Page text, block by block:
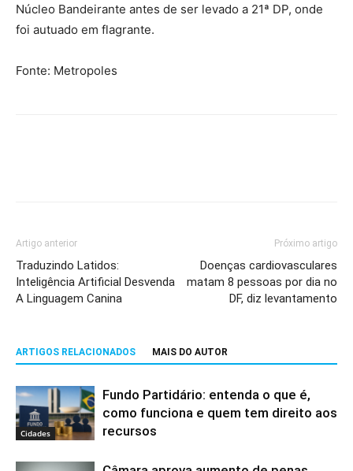
Núcleo Bandeirante antes de ser levado a 21ª DP, onde
foi autuado em flagrante.
Fonte: Metropoles
Artigo anterior
Traduzindo Latidos:
Inteligência Artificial Desvenda
A Linguagem Canina
Próximo artigo
Doenças cardiovasculares
matam 8 pessoas por dia no
DF, diz levantamento
ARTIGOS RELACIONADOS MAIS DO AUTOR
Cidades
Fundo Partidário: entenda o que é,
como funciona e quem tem direito aos
recursos